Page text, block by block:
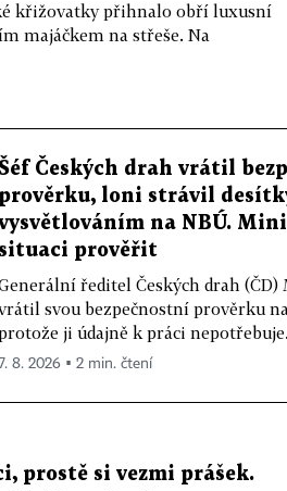
křižovatky přihnalo obří luxusní
majáčkem na střeše. Na
Šéf Českých drah vrátil
prověrku, loni strávil
na NBÚ.
situaci prověřit
ředitel Českých drah
svou bezpečnostní prověrku
ji údajně k práci
8. 2026 ▪ 2 min. čtení
prostě si vezmi prášek.